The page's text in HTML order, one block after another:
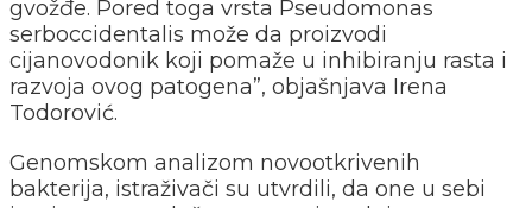
gvožđe. Pored toga vrsta Pseudomonas
serboccidentalis može da proizvodi
cijanovodonik koji pomaže u inhibiranju rasta i
razvoja ovog patogena”, objašnjava Irena
Todorović.
Genomskom analizom novootkrivenih
bakterija, istraživači su utvrdili, da one u sebi